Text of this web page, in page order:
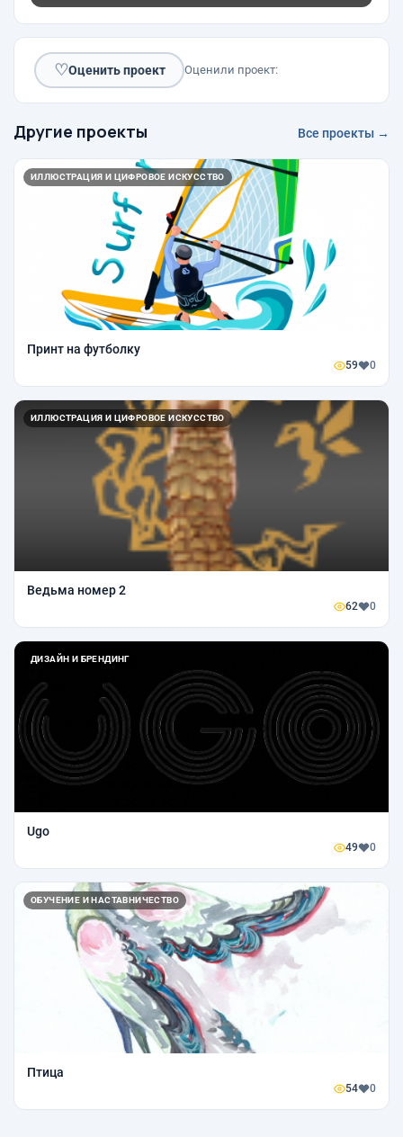
♡Оценить проект Оценили проект:
Другие проекты Все проекты →
ИЛЛЮСТРАЦИЯ И ЦИФРОВОЕ ИСКУССТВО
Принт на футболку
59 0
ИЛЛЮСТРАЦИЯ И ЦИФРОВОЕ ИСКУССТВО
Ведьма номер 2
62 0
ДИЗАЙН И БРЕНДИНГ
Ugo
49 0
ОБУЧЕНИЕ И НАСТАВНИЧЕСТВО
Птица
54 0